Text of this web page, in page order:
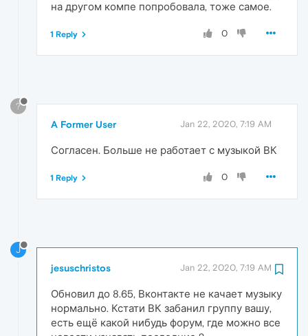
на другом компе попробовала, тоже самое.
0
1 Reply
?
A Former User Jan 22, 2020, 7:19 AM
Согласен. Больше не работает с музыкой ВК
0
1 Reply
J
jesuschristos Jan 22, 2020, 7:19 AM
Обновил до 8.65, Вконтакте не качает музыку
нормально. Кстати ВК забанил группу вашу,
есть ещё какой нибудь форум, где можно все